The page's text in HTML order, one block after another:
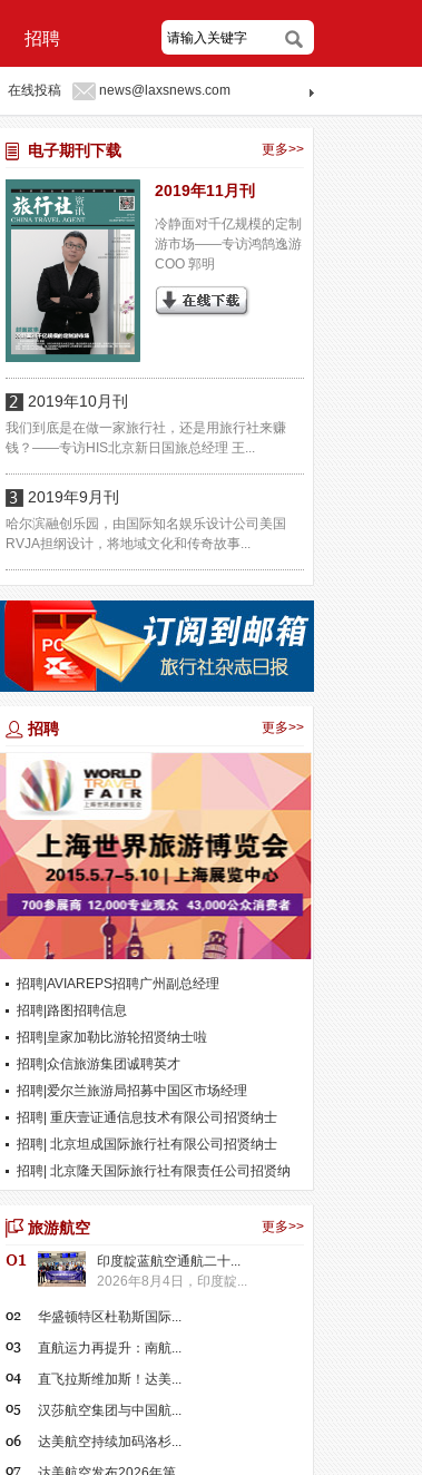
招聘
在线投稿 news@laxsnews.com
更多>>
电子期刊下载
2019年11月刊
冷静面对千亿规模的定制
游市场——专访鸿鹄逸游
COO 郭明
2019年10月刊
我们到底是在做一家旅行社，还是用旅行社来赚
钱？——专访HIS北京新日国旅总经理 王...
2019年9月刊
哈尔滨融创乐园，由国际知名娱乐设计公司美国
RVJA担纲设计，将地域文化和传奇故事...
更多>>
招聘
招聘|AVIAREPS招聘广州副总经理
招聘|路图招聘信息
招聘|皇家加勒比游轮招贤纳士啦
招聘|众信旅游集团诚聘英才
招聘|爱尔兰旅游局招募中国区市场经理
招聘| 重庆壹证通信息技术有限公司招贤纳士
招聘| 北京坦成国际旅行社有限公司招贤纳士
招聘| 北京隆天国际旅行社有限责任公司招贤纳
更多>>
旅游航空
印度靛蓝航空通航二十...
2026年8月4日，印度靛...
华盛顿特区杜勒斯国际...
直航运力再提升：南航...
直飞拉斯维加斯！达美...
汉莎航空集团与中国航...
达美航空持续加码洛杉...